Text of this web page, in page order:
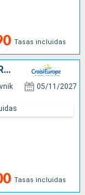
Tasas incluidas
SPLENDEURS MÉDITERRANÉENNES - CROATIE, LES POUILLES, LA SICILE ET MALTE
05/11/2027
Tasas incluidas